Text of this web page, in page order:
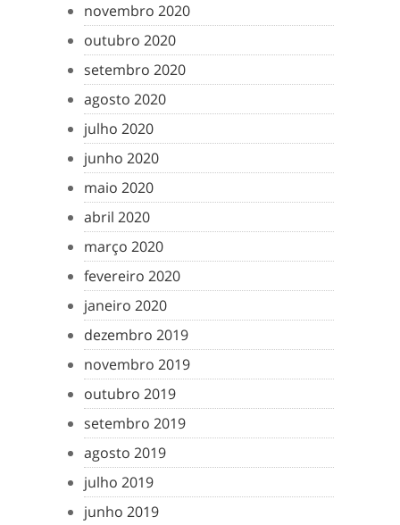
novembro 2020
outubro 2020
setembro 2020
agosto 2020
julho 2020
junho 2020
maio 2020
abril 2020
março 2020
fevereiro 2020
janeiro 2020
dezembro 2019
novembro 2019
outubro 2019
setembro 2019
agosto 2019
julho 2019
junho 2019